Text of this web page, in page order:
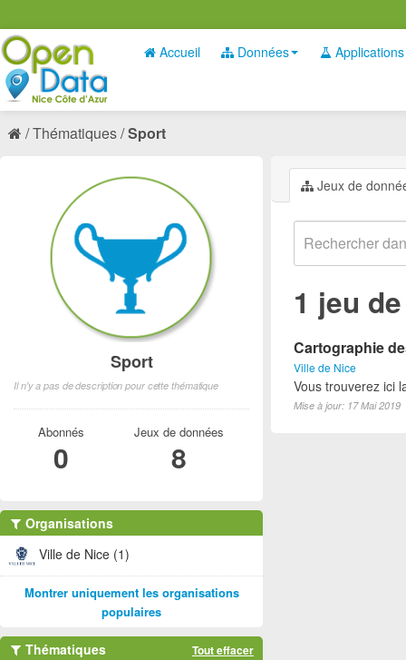
Accueil Données Applications
Thématiques Sport
Jeux de
1 jeu
Cartographie
Ville de Nice
Vous trouverez ici
Mise à jour: 17 Mai 2019
Sport
Il n'y a pas de description pour cette thématique
Abonnés
0
Jeux de données
8
Organisations
Ville de Nice (1)
Montrer uniquement les organisations
populaires
Thématiques Tout effacer